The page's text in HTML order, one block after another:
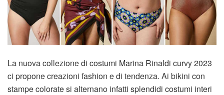
La nuova collezione di costumi Marina Rinaldi curvy 2023
ci propone creazioni fashion e di tendenza. Ai bikini con
stampe colorate si alternano infatti splendidi costumi interi